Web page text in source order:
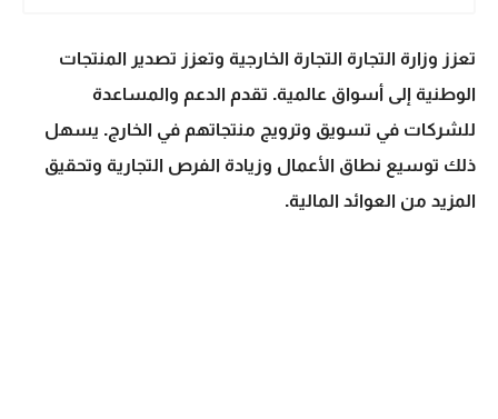
تعزز وزارة التجارة التجارة الخارجية وتعزز تصدير المنتجات
الوطنية إلى أسواق عالمية. تقدم الدعم والمساعدة
للشركات في تسويق وترويج منتجاتهم في الخارج. يسهل
ذلك توسيع نطاق الأعمال وزيادة الفرص التجارية وتحقيق
المزيد من العوائد المالية.